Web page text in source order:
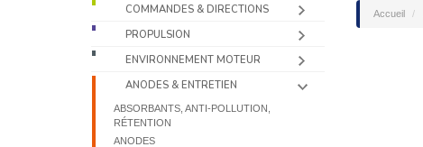
COMMANDES & DIRECTIONS
PROPULSION
ENVIRONNEMENT MOTEUR
ANODES & ENTRETIEN
ABSORBANTS, ANTI-POLLUTION,
RÉTENTION
ANODES
Accueil